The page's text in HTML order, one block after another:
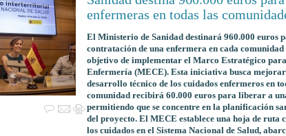
enfermeras en todas las
El Ministerio de Sanidad destinará 960.000 euros
contratación de una enfermera en cada comunidad
objetivo de implementar el Marco Estratégico
Enfermería (MECE). Esta iniciativa busca
desarrollo técnico de los cuidados enfermeros en
comunidad recibirá 60.000 euros para liberar a
permitiendo que se concentre en la planificación
del proyecto. El MECE establece una hoja de ruta
los cuidados en el Sistema Nacional de Salud,